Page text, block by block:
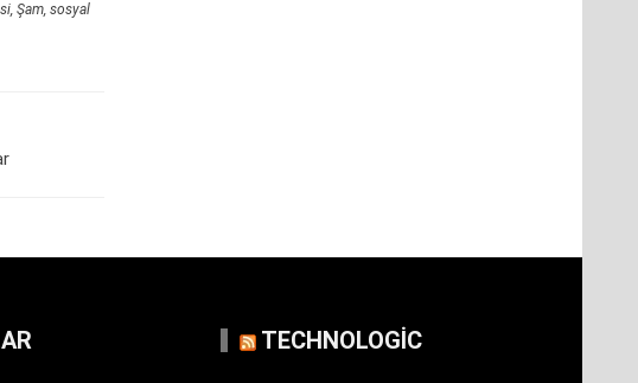
, Şam, sosyal
TECHNOLOGIC